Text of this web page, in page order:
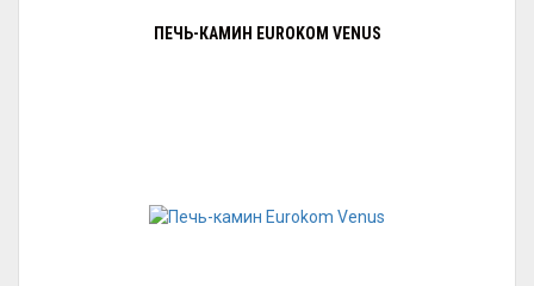
ПЕЧЬ-КАМИН EUROKOM VENUS